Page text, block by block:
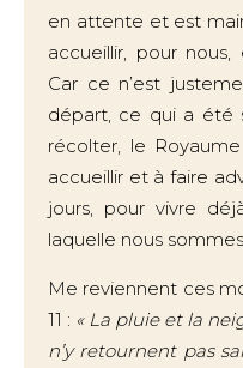
en attente et est
accueillir, pour
Car ce n’est
départ, ce qui a été
récolter, le
accueillir et à faire
jours, pour vivre
laquelle nous
Me reviennent ces
11 : « La pluie et la
n’y retournent pas